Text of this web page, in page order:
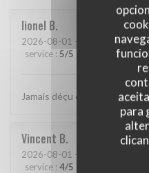
para
lionel B
2026-08-01 - 20:15 - guests 2
service : 5/5 :5/5
Jamais déçu chez cabane.. jf
Vincent B
2026-08-01 - 20:30 - guests 4
service : 4/5